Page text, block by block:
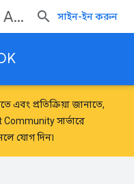
সাইন-ইন করুন
প্রতিক্রিয়া জানাতে,
Communityসার্ভারে
যোগ দিন৷